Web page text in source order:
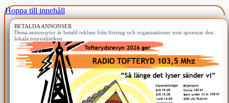
Hoppa till innehåll
BETALDA ANNONSER
Dessa annonsytor är betald reklam från företag och organisationer som sponsrar den
lokala journalistiken.